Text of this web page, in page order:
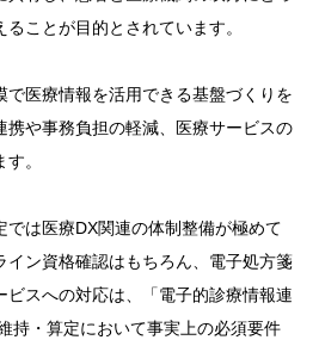
ことが目的とされています。
で医療情報を活用できる基盤づくりを
携や事務負担の軽減、医療サービスの
。
では医療DX関連の体制整備が極めて
イン資格確認はもちろん、電子処方箋
ビスへの対応は、「電子的診療情報連
持・算定において事実上の必須要件